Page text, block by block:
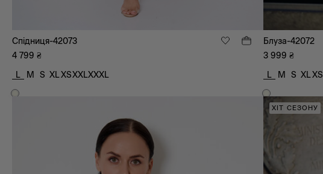
Спідниця-42073
4 799 ₴
L
M S XLXSXXLXXXL
Блуза-42072
3 999 ₴
L
M S XLXS
ХІТ СЕЗОНУ